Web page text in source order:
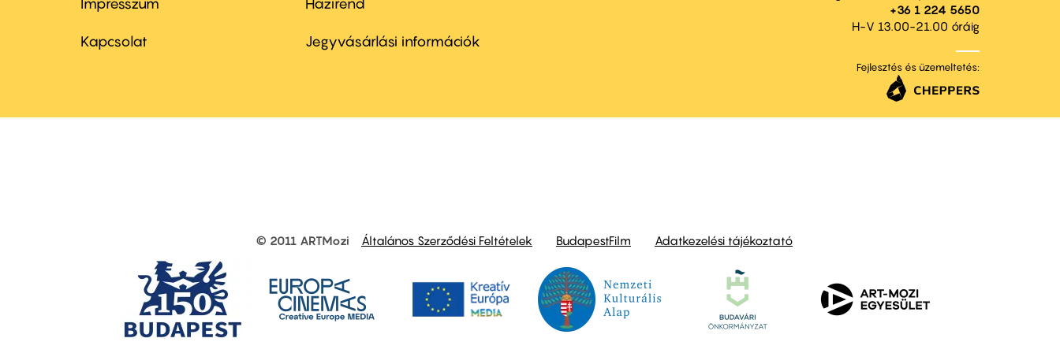
Footer
menu
Impresszum
Kapcsolat
Footer
menu
Házirend
Jegyvásárlási információk
+36 1 224 5650
H-V 13.00-21.00 óráig
Fejlesztés és üzemeltetés:
other
© 2011 ARTMozi Általános Szerződési Feltételek BudapestFilm Adatkezelési tájékoztató